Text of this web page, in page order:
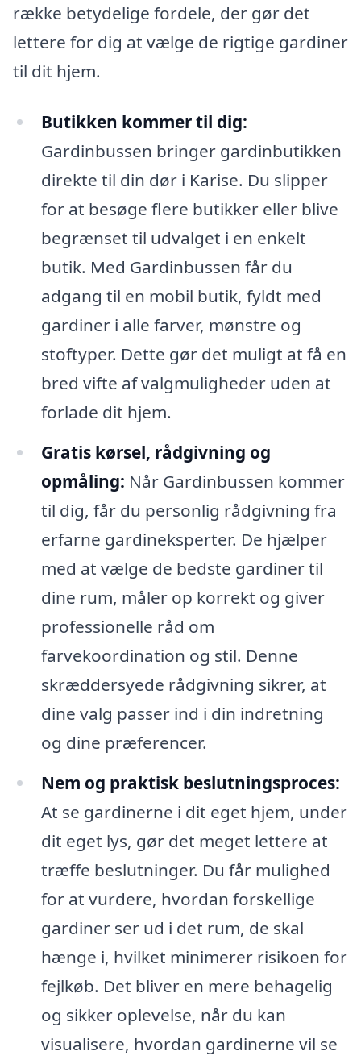
række betydelige fordele, der gør det
lettere for dig at vælge de rigtige gardiner
til dit hjem.
Butikken kommer til dig:
Gardinbussen bringer gardinbutikken
direkte til din dør i Karise. Du slipper
for at besøge flere butikker eller blive
begrænset til udvalget i en enkelt
butik. Med Gardinbussen får du
adgang til en mobil butik, fyldt med
gardiner i alle farver, mønstre og
stoftyper. Dette gør det muligt at få en
bred vifte af valgmuligheder uden at
forlade dit hjem.
Gratis kørsel, rådgivning og
opmåling: Når Gardinbussen kommer
til dig, får du personlig rådgivning fra
erfarne gardineksperter. De hjælper
med at vælge de bedste gardiner til
dine rum, måler op korrekt og giver
professionelle råd om
farvekoordination og stil. Denne
skræddersyede rådgivning sikrer, at
dine valg passer ind i din indretning
og dine præferencer.
Nem og praktisk beslutningsproces:
At se gardinerne i dit eget hjem, under
dit eget lys, gør det meget lettere at
træffe beslutninger. Du får mulighed
for at vurdere, hvordan forskellige
gardiner ser ud i det rum, de skal
hænge i, hvilket minimerer risikoen for
fejlkøb. Det bliver en mere behagelig
og sikker oplevelse, når du kan
visualisere, hvordan gardinerne vil se